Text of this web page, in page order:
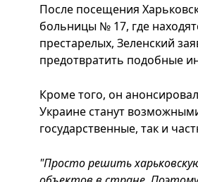
После посещения
больницы № 17, где
престарелых, Зеленский
предотвратить подобные
Кроме того, он
Украине станут
государственные, так и
"Просто решить